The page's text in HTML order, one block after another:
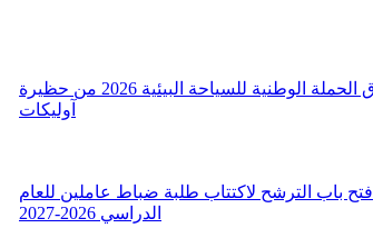
إطلاق الحملة الوطنية للسياحة البيئية 2026 من حظيرة
آوليكات
فتح باب الترشح لاكتتاب طلبة ضباط عاملين للعام
الدراسي 2026-2027